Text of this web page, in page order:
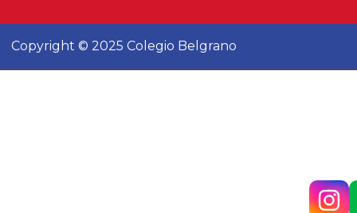
Copyright © 2025 Colegio Belgrano